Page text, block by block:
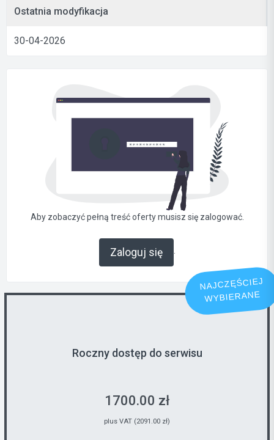
Ostatnia modyfikacja
30-04-2026
Aby zobaczyć pełną treść oferty musisz się zalogować.
Zaloguj się .
NAJCZĘŚCIEJ
WYBIERANE
Roczny dostęp do serwisu
1700.00 zł
plus VAT (2091.00 zł)